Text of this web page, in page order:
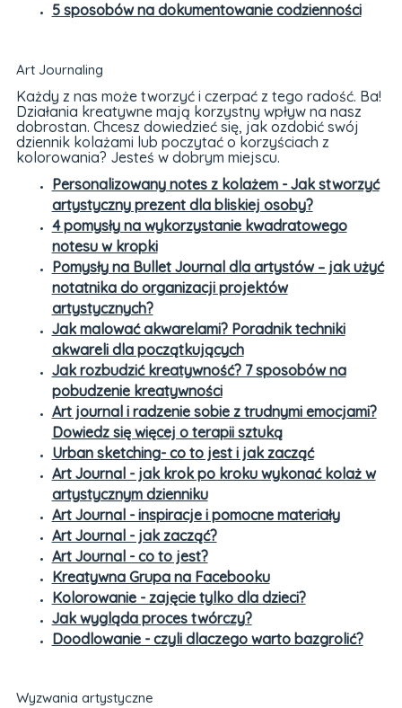
5 sposobów na dokumentowanie codzienności
Art Journaling
Każdy z nas może tworzyć i czerpać z tego radość. Ba!
Działania kreatywne mają korzystny wpływ na nasz
dobrostan. Chcesz dowiedzieć się, jak ozdobić swój
dziennik kolażami lub poczytać o korzyściach z
kolorowania? Jesteś w dobrym miejscu.
Personalizowany notes z kolażem - Jak stworzyć
artystyczny prezent dla bliskiej osoby?
4 pomysły na wykorzystanie kwadratowego
notesu w kropki
Pomysły na Bullet Journal dla artystów – jak użyć
notatnika do organizacji projektów
artystycznych?
Jak malować akwarelami? Poradnik techniki
akwareli dla początkujących
Jak rozbudzić kreatywność? 7 sposobów na
pobudzenie kreatywności
Art journal i radzenie sobie z trudnymi emocjami?
Dowiedz się więcej o terapii sztuką
Urban sketching- co to jest i jak zacząć
Art Journal - jak krok po kroku wykonać kolaż w
artystycznym dzienniku
Art Journal - inspiracje i pomocne materiały
Art Journal - jak zacząć?
Art Journal - co to jest?
Kreatywna Grupa na Facebooku
Kolorowanie - zajęcie tylko dla dzieci?
Jak wygląda proces twórczy?
Doodlowanie - czyli dlaczego warto bazgrolić?
Wyzwania artystyczne